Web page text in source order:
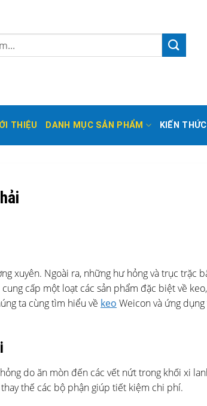
THIỆU DANH MỤC SẢN PHẨM KIẾN THỨC
xuyên. Ngoài ra, những hư hỏng và trục trặc
cung cấp một loạt các sản phẩm đặc biệt về
ta cùng tìm hiểu về keo Weicon và ứng
do ăn mòn đến các vết nứt trong khối xi
thế các bộ phận giúp tiết kiệm chi phí.